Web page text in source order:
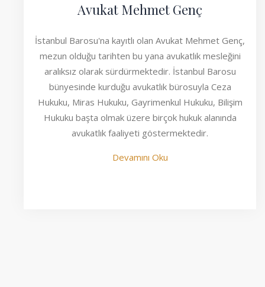
Avukat Mehmet Genç
İstanbul Barosu'na kayıtlı olan Avukat Mehmet Genç,
mezun olduğu tarihten bu yana avukatlık mesleğini
aralıksız olarak sürdürmektedir. İstanbul Barosu
bünyesinde kurduğu avukatlık bürosuyla Ceza
Hukuku, Miras Hukuku, Gayrimenkul Hukuku, Bilişim
Hukuku başta olmak üzere birçok hukuk alanında
avukatlık faaliyeti göstermektedir.
Devamını Oku